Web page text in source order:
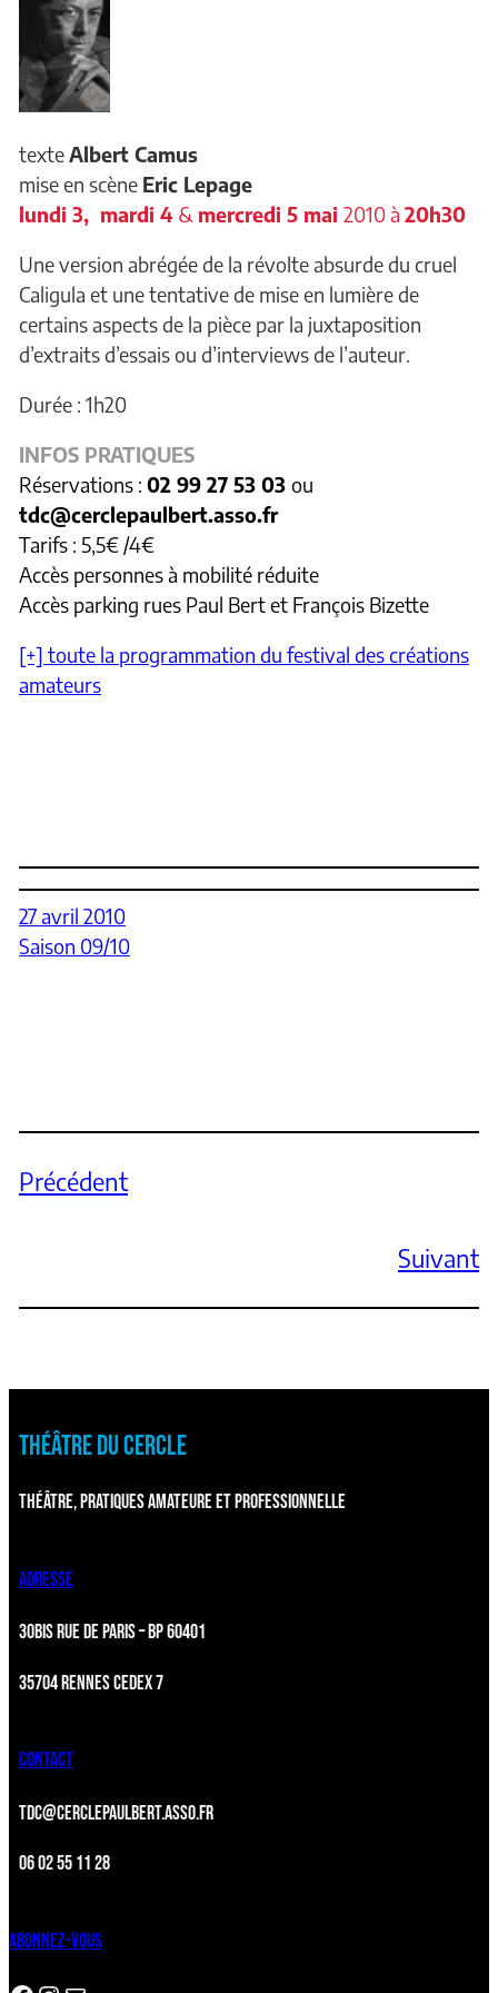
texteAlbert Camus
mise en scène Eric Lepage
lundi 3, mardi 4 &mercredi 5 mai 2010 à 20h30
Une version abrégée de la révolte absurde du cruel
Caligula et une tentative de mise en lumière de
certains aspects de la pièce par la juxtaposition
d’extraits d’essais ou d’interviews de l’auteur.
Durée : 1h20
INFOS PRATIQUES
Réservations : 02 99 27 53 03 ou
tdc@cerclepaulbert.asso.fr
Tarifs : 5,5€ /4€
Accès personnes à mobilité réduite
Accès parking rues Paul Bert et François Bizette
[+] toute la programmation du festival des créations
amateurs
27 avril 2010
Saison 09/10
Précédent
Suivant
THÉÂTRE DU CERCLE
THÉÂTRE, PRATIQUES AMATEURE ET PROFESSIONNELLE
ADRESSE
30BIS RUE DE PARIS – BP 60401
35704 RENNES CEDEX 7
CONTACT
TDC@CERCLEPAULBERT.ASSO.FR
06 02 55 11 28
ABONNEZ-VOUS